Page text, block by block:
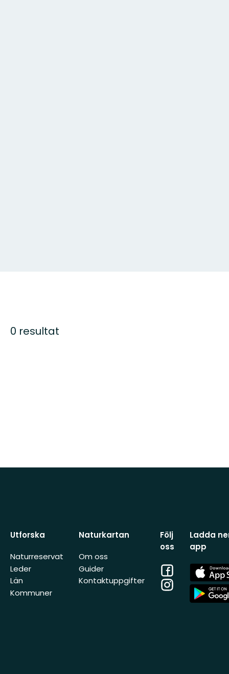
0 resultat
Utforska
Naturreservat
Leder
Län
Kommuner
Naturkartan
Om oss
Guider
Kontaktuppgifter
Följ
oss
Facebook
Instagram
Ladda
app
App
Store
App
Store